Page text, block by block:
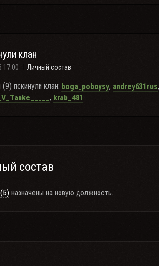
клан
17:00 Личный состав
(9) покинули клан: boga_poboysy, andrey631rus,
, krab_481
состав
назначены на новую должность.